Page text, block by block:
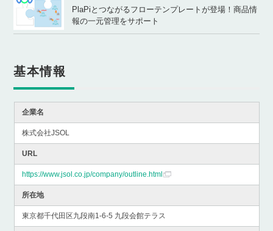
PlaPiとつながるフローテンプレートが登場！商品情
報の一元管理をサポート
基本情報
企業名
株式会社JSOL
URL
https://www.jsol.co.jp/company/outline.html
所在地
東京都千代田区九段南1-6-5 九段会館テラス